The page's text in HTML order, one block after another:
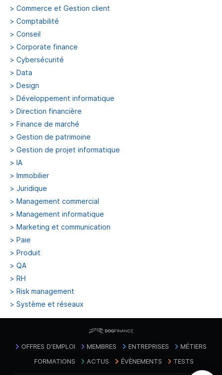
> Commerce et Gestion client
> Comptabilité
> Conseil
> Corporate finance
> Cybersécurité
> Data
> Design
> Développement informatique
> Direction financière
> Finance de marché
> Gestion de patrimoine
> Gestion de projet informatique
> IA
> Immobilier
> Juridique
> Management commercial
> Management informatique
> Marketing et communication
> Paie
> Produit
> QA
> RH
> Risk management
> Système et réseaux
OFFRES D'EMPLOI MEMBRES ENTREPRISES
MÉTIERS
FORMATIONS
ACTUS ÉVÈNEMENTS TESTS